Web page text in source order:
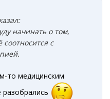
начинать о том,
соотносится с
то медицинским